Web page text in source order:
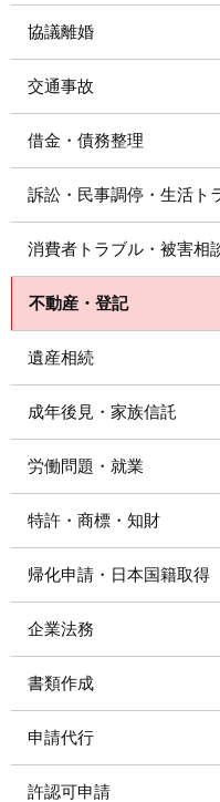
協議離婚
交通事故
借金・債務整理
訴訟・民事調停・生活ト
消費者トラブル・被害相
不動産・登記
遺産相続
成年後見・家族信託
労働問題・就業
特許・商標・知財
帰化申請・日本国籍取得
企業法務
書類作成
申請代行
許認可申請